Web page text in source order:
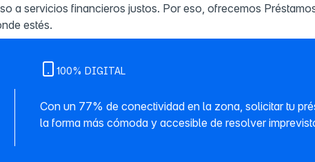
a servicios financieros justos. Por eso, ofrecemos
estés.
100% DIGITAL
Con un 77% de conectividad en la zona, solicitar tu
la forma más cómoda y accesible de resolver